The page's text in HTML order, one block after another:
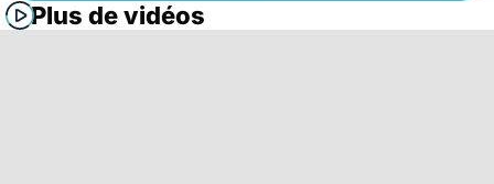
Plus de vidéos